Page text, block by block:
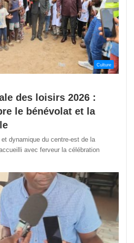
Culture
des loisirs 2026 :
le bénévolat et la
dynamique du centre-est de la
avec ferveur la célébration